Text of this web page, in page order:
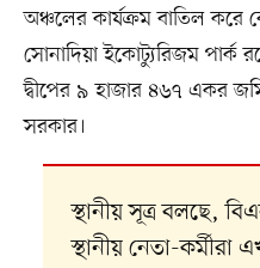
অঞ্চলের কার্যক্রম বাতিল করে
সোনাদিয়া ইকোট্যুরিজম পার্ক
দ্বীপের ৯ হাজার ৪৬৭ একর
সরকার।
স্থানীয় সূত্র বলছে,
স্থানীয় নেতা-কর্মীরা